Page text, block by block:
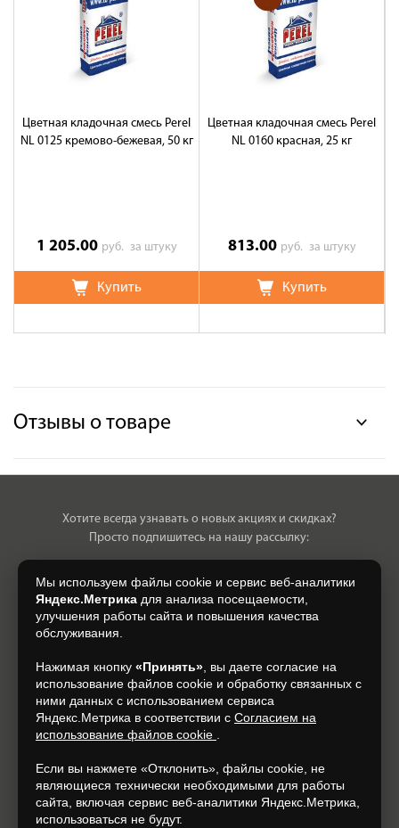
Цветная кладочная смесь Perel
NL 0125 кремово-бежевая, 50 кг
1 205.00 руб. за штуку
Купить
Цветная кладочная смесь Perel
NL 0160 красная, 25 кг
813.00 руб. за штуку
Купить
Отзывы о товаре
Хотите всегда узнавать о новых акциях и скидках?
Просто подпишитесь на нашу рассылку:
Нажимая на кнопку, я даю свое согласие на обработку моих
персональных данных, на условиях и для целей, определенных в
Подписаться
+7 (930) 305-85-90
Мы используем файлы cookie и сервис веб-аналитики
Яндекс.Метрика для анализа посещаемости,
улучшения работы сайта и повышения качества
обслуживания.
Нажимая кнопку «Принять» , вы даете согласие на
использование файлов cookie и обработку связанных с
ними данных с использованием сервиса
Яндекс.Метрика в соответствии с Согласием на
использование файлов cookie
Если вы нажмете «Отклонить», файлы cookie, не
являющиеся технически необходимыми для работы
сайта, включая сервис веб-аналитики Яндекс.Метрика,
использоваться не будут.